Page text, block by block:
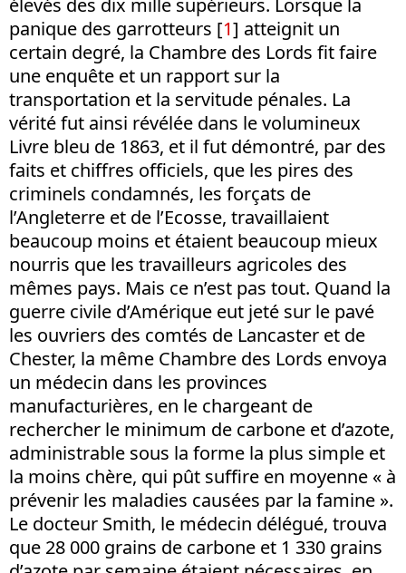
élevés des dix mille supérieurs. Lorsque la
panique des garrotteurs [1] atteignit un
certain degré, la Chambre des Lords fit faire
une enquête et un rapport sur la
transportation et la servitude pénales. La
vérité fut ainsi révélée dans le volumineux
Livre bleu de 1863, et il fut démontré, par des
faits et chiffres officiels, que les pires des
criminels condamnés, les forçats de
l’Angleterre et de l’Ecosse, travaillaient
beaucoup moins et étaient beaucoup mieux
nourris que les travailleurs agricoles des
mêmes pays. Mais ce n’est pas tout. Quand la
guerre civile d’Amérique eut jeté sur le pavé
les ouvriers des comtés de Lancaster et de
Chester, la même Chambre des Lords envoya
un médecin dans les provinces
manufacturières, en le chargeant de
rechercher le minimum de carbone et d’azote,
administrable sous la forme la plus simple et
la moins chère, qui pût suffire en moyenne « à
prévenir les maladies causées par la famine ».
Le docteur Smith, le médecin délégué, trouva
que 28 000 grains de carbone et 1 330 grains